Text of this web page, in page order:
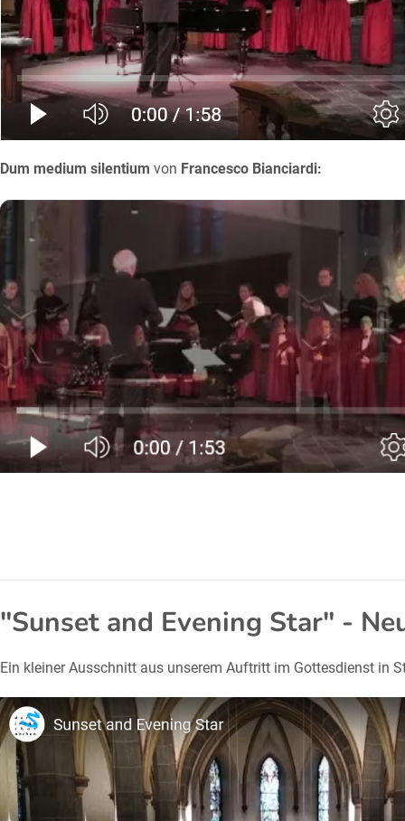
Dum medium silentium von Francesco Bianciardi:
"Sunset and Evening Star" -
Ein kleiner Ausschnitt aus unserem Auftritt im Gottesdienst in